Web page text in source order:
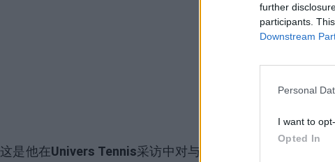
further
participants.
Downstream
Personal
I want to
Opted In
这是他在Univers Tennis采访中对与Stefanos Tsitsipas比